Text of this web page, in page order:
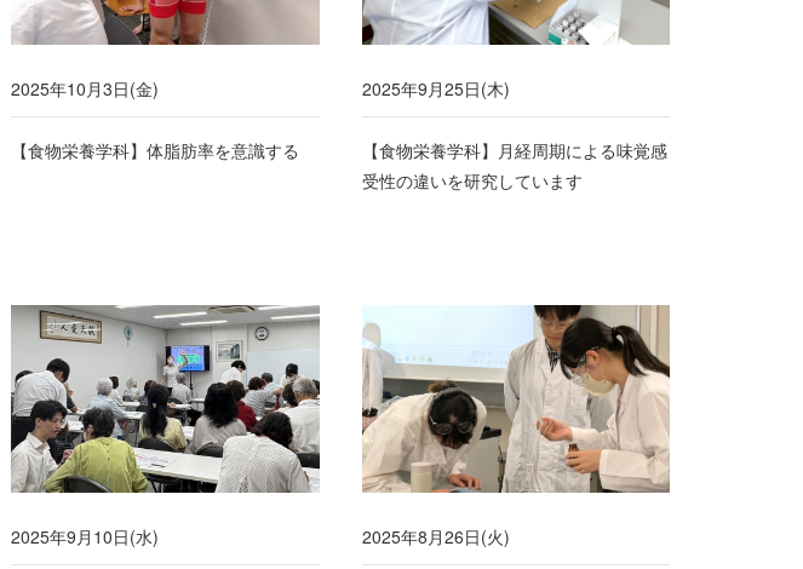
2025年10月3日(金)
【食物栄養学科】体脂肪率を意識する
2025年9月25日(木)
【食物栄養学科】月経周期による味覚感
受性の違いを研究しています
2025年9月10日(水) 2025年8月26日(火)